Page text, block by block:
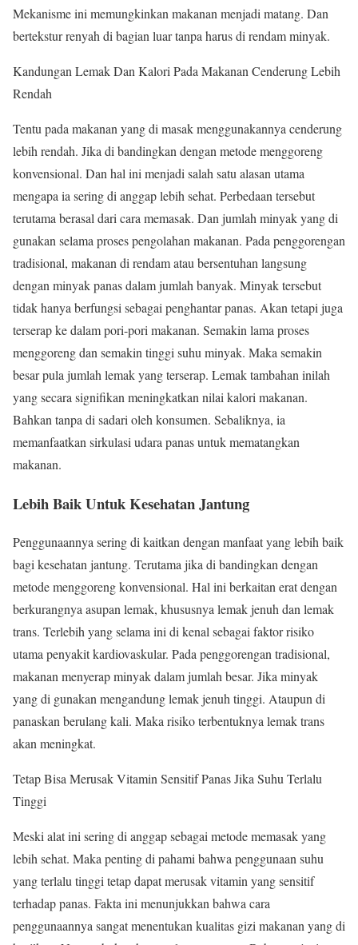
Mekanisme ini memungkinkan makanan menjadi matang. Dan
bertekstur renyah di bagian luar tanpa harus di rendam minyak.
Kandungan Lemak Dan Kalori Pada Makanan Cenderung Lebih
Rendah
Tentu pada makanan yang di masak menggunakannya cenderung
lebih rendah. Jika di bandingkan dengan metode menggoreng
konvensional. Dan hal ini menjadi salah satu alasan utama
mengapa ia sering di anggap lebih sehat. Perbedaan tersebut
terutama berasal dari cara memasak. Dan jumlah minyak yang di
gunakan selama proses pengolahan makanan. Pada penggorengan
tradisional, makanan di rendam atau bersentuhan langsung
dengan minyak panas dalam jumlah banyak. Minyak tersebut
tidak hanya berfungsi sebagai penghantar panas. Akan tetapi juga
terserap ke dalam pori-pori makanan. Semakin lama proses
menggoreng dan semakin tinggi suhu minyak. Maka semakin
besar pula jumlah lemak yang terserap. Lemak tambahan inilah
yang secara signifikan meningkatkan nilai kalori makanan.
Bahkan tanpa di sadari oleh konsumen. Sebaliknya, ia
memanfaatkan sirkulasi udara panas untuk mematangkan
makanan.
Lebih Baik Untuk Kesehatan Jantung
Penggunaannya sering di kaitkan dengan manfaat yang lebih baik
bagi kesehatan jantung. Terutama jika di bandingkan dengan
metode menggoreng konvensional. Hal ini berkaitan erat dengan
berkurangnya asupan lemak, khususnya lemak jenuh dan lemak
trans. Terlebih yang selama ini di kenal sebagai faktor risiko
utama penyakit kardiovaskular. Pada penggorengan tradisional,
makanan menyerap minyak dalam jumlah besar. Jika minyak
yang di gunakan mengandung lemak jenuh tinggi. Ataupun di
panaskan berulang kali. Maka risiko terbentuknya lemak trans
akan meningkat.
Tetap Bisa Merusak Vitamin Sensitif Panas Jika Suhu Terlalu
Tinggi
Meski alat ini sering di anggap sebagai metode memasak yang
lebih sehat. Maka penting di pahami bahwa penggunaan suhu
yang terlalu tinggi tetap dapat merusak vitamin yang sensitif
terhadap panas. Fakta ini menunjukkan bahwa cara
penggunaannya sangat menentukan kualitas gizi makanan yang di